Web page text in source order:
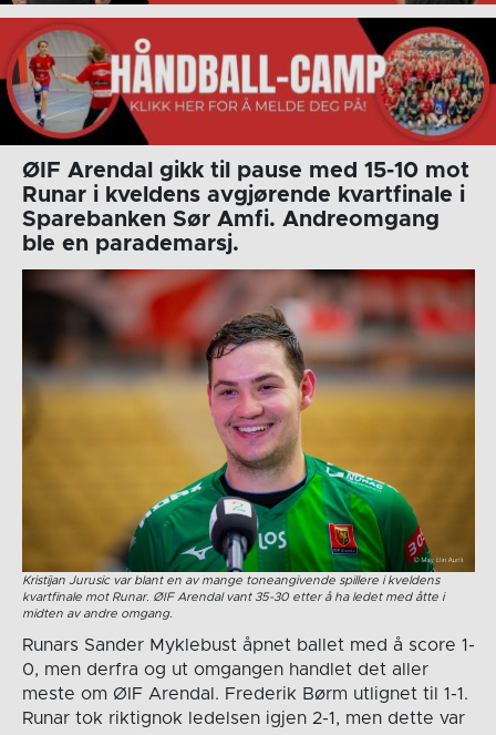
ØIF Arendal gikk til pause med 15-10 mot
Runar i kveldens avgjørende kvartfinale i
Sparebanken Sør Amfi. Andreomgang
ble en parademarsj.
Kristijan Jurusic var blant en av mange toneangivende spillere i kveldens
kvartfinale mot Runar. ØIF Arendal vant 35-30 etter å ha ledet med åtte i
midten av andre omgang.
Runars Sander Myklebust åpnet ballet med å score 1-
0, men derfra og ut omgangen handlet det aller
meste om ØIF Arendal. Frederik Børm utlignet til 1-1.
Runar tok riktignok ledelsen igjen 2-1, men dette var